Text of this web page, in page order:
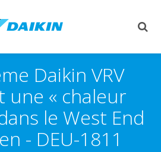
Daikin VRV
« chaleur
le West End
- DEU-1811